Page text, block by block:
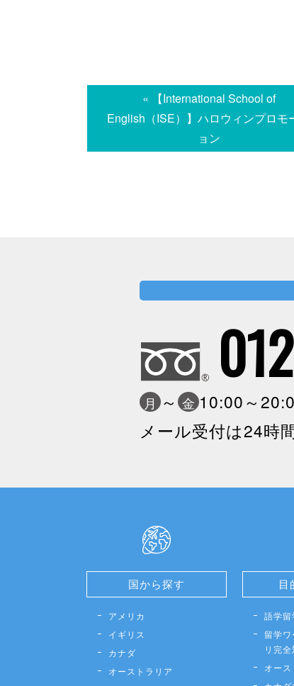
« 【International School of
English（ISE）】ハロウィンプロモ
ョン
月 ～ 金 10:00～
メール受付は24時
国から探す
アメリカ
イギリス
カナダ
オーストラリア
目
語学留
留学
リ完
オー